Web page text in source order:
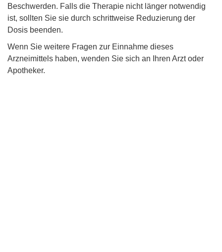
Beschwerden. Falls die Therapie nicht länger notwendig
ist, sollten Sie sie durch schrittweise Reduzierung der
Dosis beenden.
Wenn Sie weitere Fragen zur Einnahme dieses
Arzneimittels haben, wenden Sie sich an Ihren Arzt oder
Apotheker.